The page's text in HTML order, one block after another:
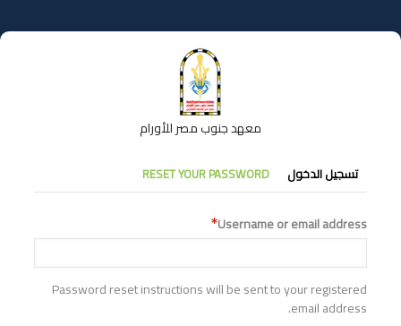
إلى
المحتوى
معهد جنوب مصر للأورام
التبويبات
الأساسية
تسجيل الدخول RESET YOUR PASSWORD
Username or email address
Password reset instructions will be sent to your registered
email address.